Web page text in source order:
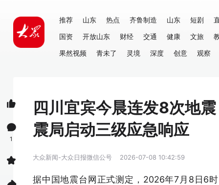
推荐 山东 热点 齐鲁制造 山东 短剧
国资
开放山东 财经 交通 健康 文旅
果然视频
青未了 灵境 深度 创意 观察
四川宜宾今晨连发8次地
震局启动三级应急响应
大众新闻-大众日报微信公号 2026-07-08 10:42:59
据中国地震台网正式测定，2026年7月8日6
1